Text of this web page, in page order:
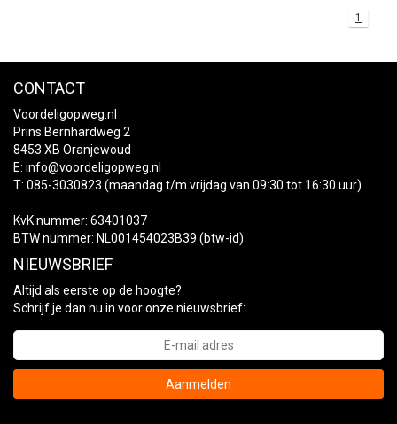
1
CONTACT
Voordeligopweg.nl
Prins Bernhardweg 2
8453 XB Oranjewoud
E: info@voordeligopweg.nl
T: 085-3030823 (maandag t/m vrijdag van 09:30 tot 16:30 uur)
KvK nummer: 63401037
BTW nummer: NL001454023B39 (btw-id)
NIEUWSBRIEF
Altijd als eerste op de hoogte?
Schrijf je dan nu in voor onze nieuwsbrief:
Aanmelden